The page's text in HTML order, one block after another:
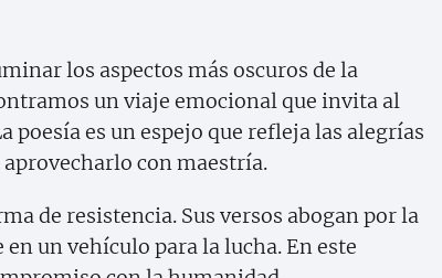
los aspectos más oscuros de la
un viaje emocional que invita al
es un espejo que refleja las alegrías
con maestría.
de resistencia. Sus versos abogan por la
un vehículo para la lucha. En este